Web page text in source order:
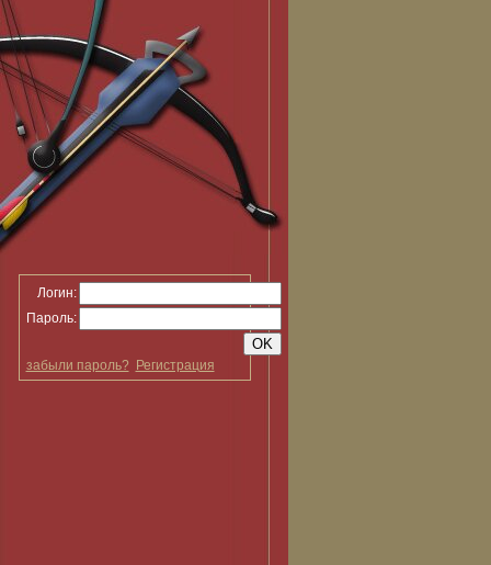
Логин:
Пароль:
забыли пароль? Регистрация